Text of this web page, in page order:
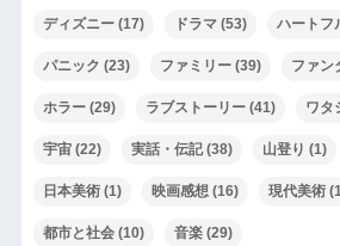
ディズニー(17) ドラマ(53) ハートフ
パニック (23) ファミリー(39) ファン
ホラー(29) ラブストーリー(41) ワタ
宇宙(22) 実話・伝記(38) 山登り (1)
日本美術(1) 映画感想(16) 現代美術
都市と社会(10) 音楽(29)